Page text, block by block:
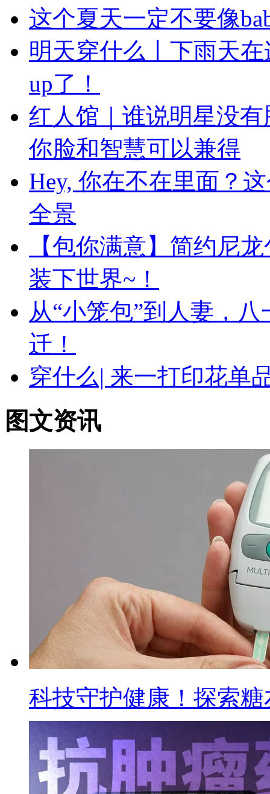
这个夏天一定不要像
明天穿什么丨下雨天
up了！
红人馆｜谁说明星没
你脸和智慧可以兼得
Hey, 你在不在里面？
全景
【包你满意】简约尼
装下世界~！
从“小笼包”到人妻，
迁！
穿什么| 来一打印花单
图文资讯
科技守护健康！探索